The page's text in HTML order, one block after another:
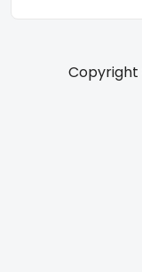
Copyright